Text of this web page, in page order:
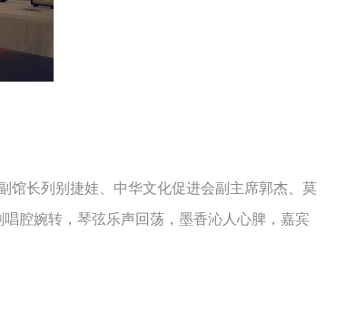
长列别捷娃、中华文化促进会副主席郭杰、莫
腔婉转，琴弦乐声回荡，墨香沁人心脾，嘉宾